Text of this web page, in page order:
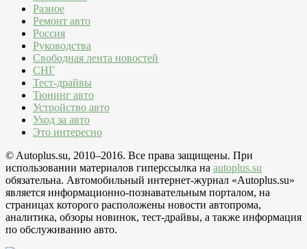
Разное
Ремонт авто
Россия
Руководства
Свободная лента новостей
СНГ
Тест-драйвы
Тюнинг авто
Устройство авто
Уход за авто
Это интересно
© Autoplus.su, 2010–2016. Все права защищены. При
использовании материалов гиперссылка на autoplus.su
обязательна. Автомобильный интернет-журнал «Autoplus.su»
является информационно-познавательным порталом, на
страницах которого расположены новости автопрома,
аналитика, обзоры новинок, тест-драйвы, а также информация
по обслуживанию авто.